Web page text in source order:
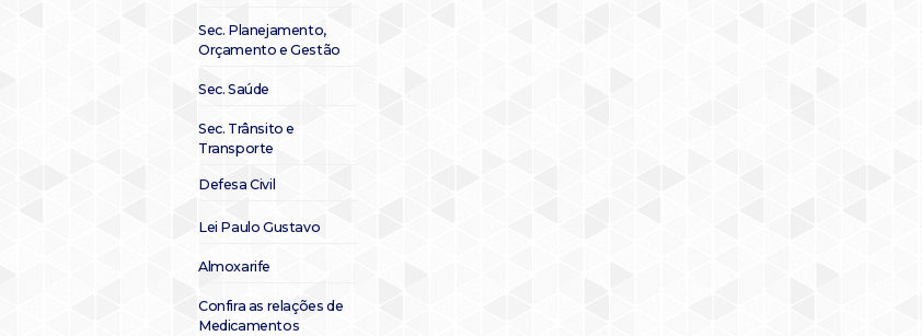
Sec. Planejamento,
Orçamento e Gestão
Sec. Saúde
Sec. Trânsito e
Transporte
Defesa Civil
Lei Paulo Gustavo
Almoxarife
Confira as relações de
Medicamentos